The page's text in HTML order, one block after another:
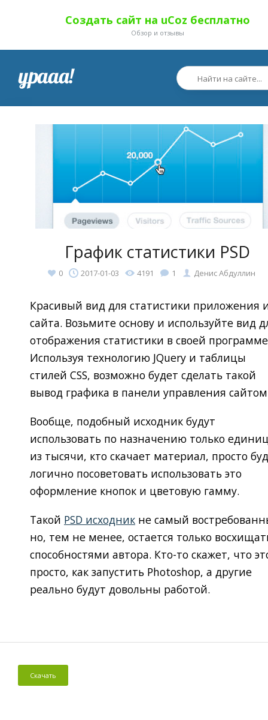
Создать сайт на uCoz бесплатно
Обзор и отзывы
График статистики PSD
0 2017-01-03 4191 1 Денис Абдуллин
Красивый вид для статистики приложения
сайта. Возьмите основу и используйте вид
отображения статистики в своей
Используя технологию JQuery и таблицы
стилей CSS, возможно будет сделать такой
вывод графика в панели управления
Вообще, подобный исходник будут
использовать по назначению только
из тысячи, кто скачает материал, просто
логично посоветовать использовать это
оформление кнопок и цветовую гамму.
Такой PSD исходник не самый
но, тем не менее, остается только
способностями автора. Кто-то скажет, что
просто, как запустить Photoshop, а другие
реально будут довольны работой.
Скачать